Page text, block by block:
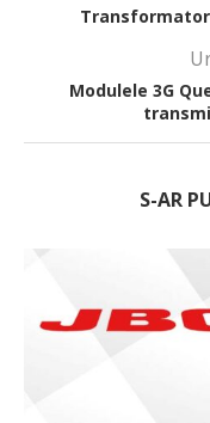
Transformator
Modulele 3G
S-AR